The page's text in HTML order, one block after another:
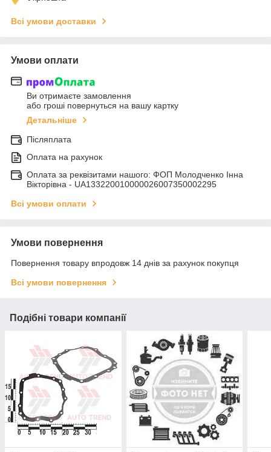
Всі умови доставки
Умови оплати
Ви отримаєте замовлення
або гроші повернуться на вашу картку
Детальніше
Післяплата
Оплата на рахунок
Оплата за реквізитами нашого: ФОП Молодченко Інна
Вікторівна - UA133220010000026007350002295
Всі умови оплати
Умови повернення
Повернення товару впродовж 14 днів за рахунок покупця
Всі умови повернення
Подібні товари компанії